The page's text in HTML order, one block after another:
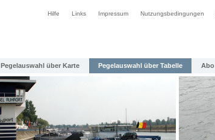
Hilfe Links Impressum Nutzungsbedingungen
Pegelauswahl über Karte Pegelauswahl über Tabelle Abo